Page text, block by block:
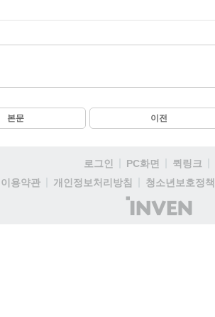
본문 이전
로그인 PC화면 퀵링크
이용약관
개인정보처리방침 청소년보호정책
(주)
인